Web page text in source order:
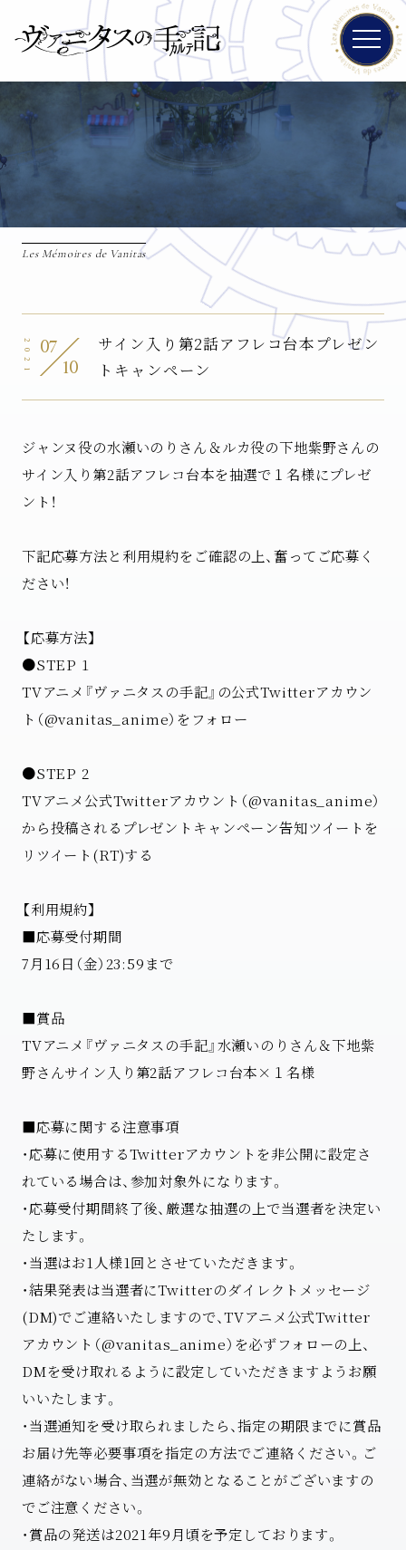
Les Mémoires de Vanitas
2021 07
10
サイン入り第2話アフレコ台本プレゼン
トキャンペーン
ジャンヌ役の水瀬いのりさん＆ルカ役の下地紫野さんの
サイン入り第2話アフレコ台本を抽選で１名様にプレゼ
ント！
下記応募方法と利用規約をご確認の上、奮ってご応募く
ださい！
【応募方法】
●STEP 1
TVアニメ『ヴァニタスの手記』の公式Twitterアカウン
ト（@vanitas_anime）をフォロー
●STEP 2
TVアニメ公式Twitterアカウント（@vanitas_anime）
から投稿されるプレゼントキャンペーン告知ツイートを
リツイート(RT)する
【利用規約】
■応募受付期間
7月16日（金）23:59まで
■賞品
TVアニメ『ヴァニタスの手記』水瀬いのりさん＆下地紫
野さんサイン入り第2話アフレコ台本×１名様
■応募に関する注意事項
・応募に使用するTwitterアカウントを非公開に設定さ
れている場合は、参加対象外になります。
・応募受付期間終了後、厳選な抽選の上で当選者を決定い
たします。
・当選はお1人様1回とさせていただきます。
・結果発表は当選者にTwitterのダイレクトメッセージ
(DM)でご連絡いたしますので、TVアニメ公式Twitter
アカウント（@vanitas_anime）を必ずフォローの上、
DMを受け取れるように設定していただきますようお願
いいたします。
・当選通知を受け取られましたら、指定の期限までに賞品
お届け先等必要事項を指定の方法でご連絡ください。ご
連絡がない場合、当選が無効となることがございますの
でご注意ください。
・賞品の発送は2021年9月頃を予定しております。